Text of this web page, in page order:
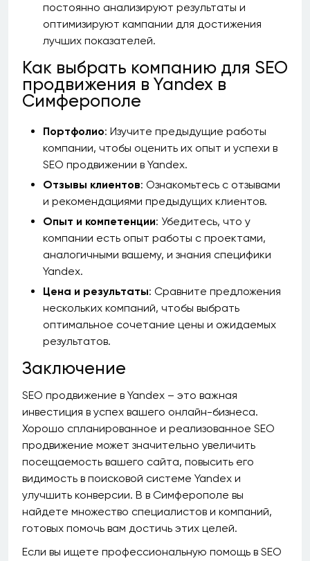
постоянно анализируют результаты и
оптимизируют кампании для достижения
лучших показателей.
Как выбрать компанию для SEO
продвижения в Yandex в
Симферополе
Портфолио: Изучите предыдущие работы
компании, чтобы оценить их опыт и успехи в
SEO продвижении в Yandex.
Отзывы клиентов: Ознакомьтесь с отзывами
и рекомендациями предыдущих клиентов.
Опыт и компетенции: Убедитесь, что у
компании есть опыт работы с проектами,
аналогичными вашему, и знания специфики
Yandex.
Цена и результаты: Сравните предложения
нескольких компаний, чтобы выбрать
оптимальное сочетание цены и ожидаемых
результатов.
Заключение
SEO продвижение в Yandex – это важная
инвестиция в успех вашего онлайн-бизнеса.
Хорошо спланированное и реализованное SEO
продвижение может значительно увеличить
посещаемость вашего сайта, повысить его
видимость в поисковой системе Yandex и
улучшить конверсии. В в Симферополе вы
найдете множество специалистов и компаний,
готовых помочь вам достичь этих целей.
Если вы ищете профессиональную помощь в SEO